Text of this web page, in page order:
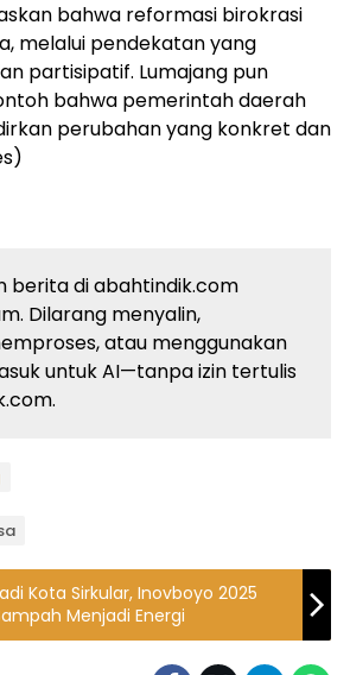
bahwa reformasi birokrasi
melalui pendekatan yang
partisipatif. Lumajang pun
bahwa pemerintah daerah
perubahan yang konkret dan
berita di abahtindik.com
Dilarang menyalin,
atau menggunakan
untuk AI—tanpa izin tertulis
Kota Sirkular, Inovboyo 2025
Menjadi Energi